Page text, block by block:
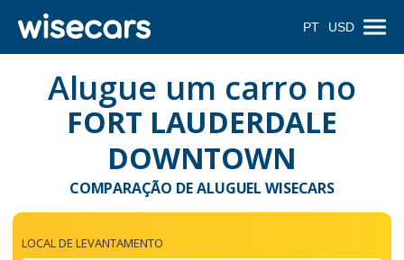
PT USD
Alugue um carro no
FORT LAUDERDALE
DOWNTOWN
COMPARAÇÃO DE ALUGUEL WISECARS
LOCAL DE LEVANTAMENTO